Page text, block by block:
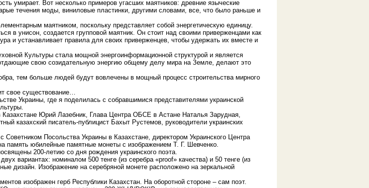
умирает. Вот несколько примеров угасших маятников: древние языческие
течения моды, виниловые пластинки, другими словами, все, что было раньше и
маятником, поскольку представляет собой энергетическую единицу.
в унисон, создается групповой маятник. Он стоит над своими приверженцами как
и устанавливает правила для своих приверженцев, чтобы удержать их вместе и
Культуры стала мощной энергоинформационной структурой и является
свою созидательную энергию общему делу мира на Земле, делают это
тем больше людей будут вовлечены в мощный процесс строительства мирного
свое существование…
Украины, где я поделилась с собравшимися представителями украинской
Казахстане Юрий Лазебник, Глава Центра ОБСЕ в Астане Наталья Зарудная,
казахский писатель-публицист Бахыт Рустемов, руководители украинских
Посольства Украины в Казахстане, директором Украинского Центра
память юбилейные памятные монеты с изображением Т. Г. Шевченко.
200-летию со дня рождения украинского поэта.
вариантах: номиналом 500 тенге (из серебра «proof» качества) и 50 тенге (из
дизайн. Изображение на серебряной монете расположено на зеркальной
изображен герб Республики Казахстан. На оборотной стороне – сам поэт.